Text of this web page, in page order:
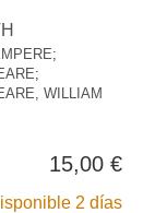
;
;
WILLIAM
15,00 €
2 días